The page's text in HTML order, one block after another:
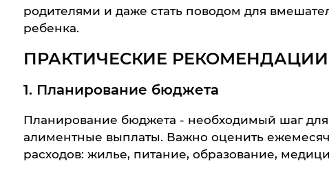
родителями и даже стать поводом для
ребенка.
ПРАКТИЧЕСКИЕ
1. Планирование бюджета
Планирование бюджета - необходимый шаг
алиментные выплаты. Важно оценить
расходов: жилье, питание, образование,